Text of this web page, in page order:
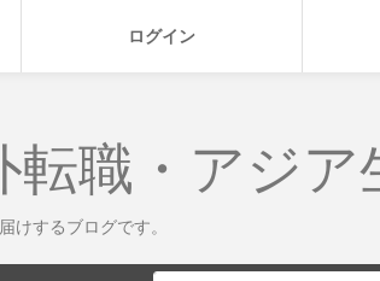
ログイン
転職・アジア
けするブログです。